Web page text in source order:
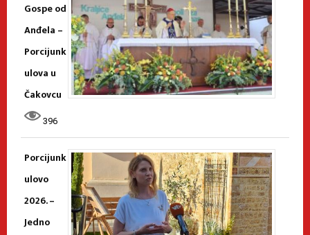
Gospe od
Anđela –
Porcijunk
ulova u
Čakovcu
396
Porcijunk
ulovo
2026. –
Jedno